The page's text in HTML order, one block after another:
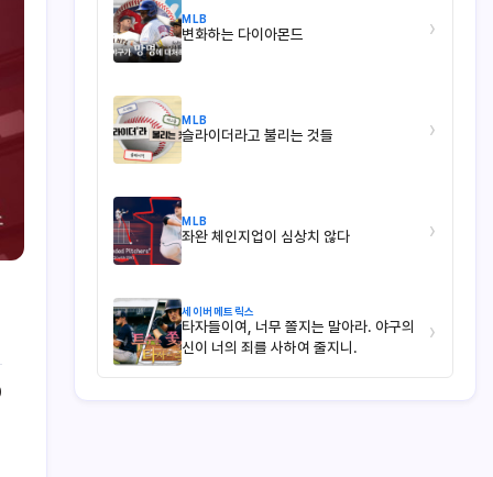
MLB
변화하는 다이아몬드 ›
MLB
슬라이더라고 불리는 것들 ›
MLB
좌완 체인지업이 심상치 않다 ›
세이버메트릭스
타자들이여, 너무 쫄지는 말아라. 야구의
신이 너의 죄를 사하여 줄지니.
›